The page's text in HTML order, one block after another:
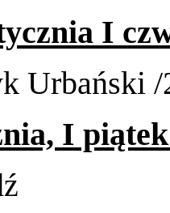
I
Urbański /​
I